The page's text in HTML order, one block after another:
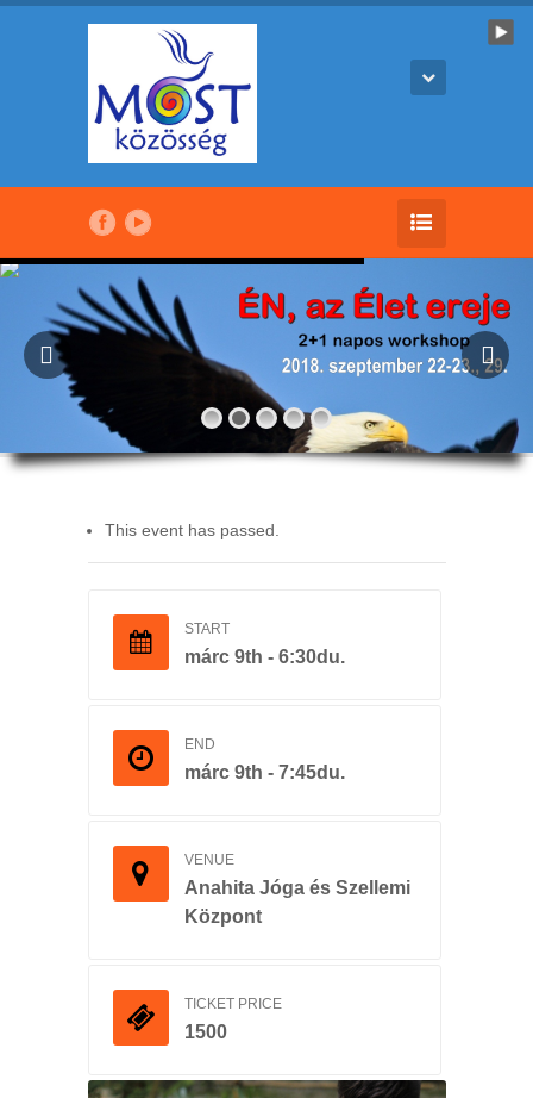
This event has passed.
START
márc 9th - 6:30du.
END
márc 9th - 7:45du.
VENUE
Anahita Jóga és Szellemi
Központ
TICKET PRICE
1500